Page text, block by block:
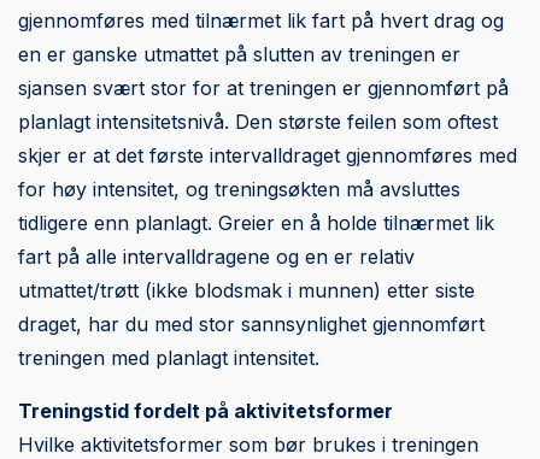
gjennomføres med tilnærmet lik fart på hvert drag og
en er ganske utmattet på slutten av treningen er
sjansen svært stor for at treningen er gjennomført på
planlagt intensitetsnivå. Den største feilen som oftest
skjer er at det første intervalldraget gjennomføres med
for høy intensitet, og treningsøkten må avsluttes
tidligere enn planlagt. Greier en å holde tilnærmet lik
fart på alle intervalldragene og en er relativ
utmattet/trøtt (ikke blodsmak i munnen) etter siste
draget, har du med stor sannsynlighet gjennomført
treningen med planlagt intensitet.
Treningstid fordelt på aktivitetsformer
Hvilke aktivitetsformer som bør brukes i treningen